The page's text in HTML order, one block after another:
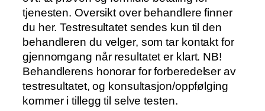
1
4
0
0
t
i
tjenesten. Oversikt over behandlere finner
du her. Testresultatet sendes kun til den
behandleren du velger, som tar kontakt for
gjennomgang når resultatet er klart. NB!
Behandlerens honorar for forberedelser av
testresultatet, og konsultasjon/oppfølging
kommer i tillegg til selve testen.